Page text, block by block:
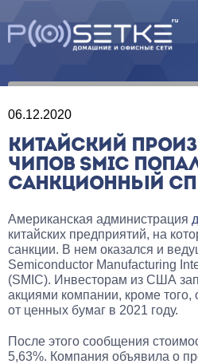
06.12.2020
КИТАЙСКИЙ
ЧИПОВ SMIC
САНКЦИОННЫЙ
Американская администрация
китайских предприятий, на
санкции. В нем оказался и
Semiconductor Manufacturing
(SMIC). Инвесторам из США
акциями компании, кроме
от ценных бумаг в 2021 году.
После этого сообщения
5,63%. Компания объявила о